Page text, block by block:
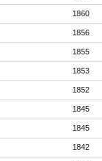
1860
1856
1855
1853
1852
1845
1845
1842